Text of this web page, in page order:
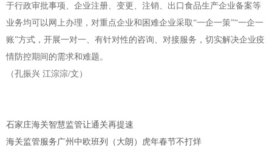
于行政审批事项、企业注册、变更、注销、出口食品生产企业备案等
业务均可以网上办理，对重点企业和困难企业采取“一企一策”“一企一
账”方式，开展一对一、有针对性的咨询、对接服务，切实解决企业疫
情防控期间的需求和难题。
（孔振兴 江淙淙/文）
石家庄海关智慧监管让通关再提速
海关监管服务广州中欧班列（大朗）虎年春节不打烊